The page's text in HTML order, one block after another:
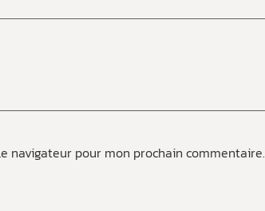
navigateur pour mon prochain commentaire.